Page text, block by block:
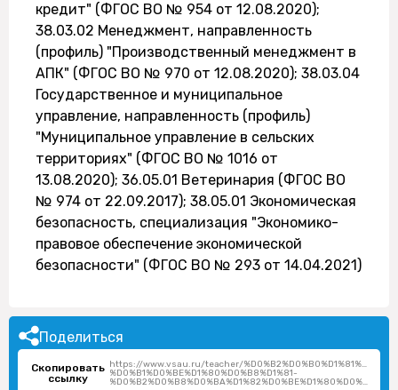
кредит" (ФГОС ВО № 954 от 12.08.2020);
38.03.02 Менеджмент, направленность
(профиль) "Производственный менеджмент в
АПК" (ФГОС ВО № 970 от 12.08.2020); 38.03.04
Государственное и муниципальное
управление, направленность (профиль)
"Муниципальное управление в сельских
территориях" (ФГОС ВО № 1016 от
13.08.2020); 36.05.01 Ветеринария (ФГОС ВО
№ 974 от 22.09.2017); 38.05.01 Экономическая
безопасность, специализация "Экономико-
правовое обеспечение экономической
безопасности" (ФГОС ВО № 293 от 14.04.2021)
Поделиться
Скопировать
ссылку
https://www.vsau.ru/teacher/
%D0%B1%D0%BE%D1%80%D0%B8%D1%81-
%D0%B2%D0%B8%D0%BA%D1%82%D0%BE%D1%80%D0%BE%D0%B2%D0%B8%D1%87/